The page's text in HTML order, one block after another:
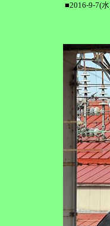
■2016-9-7(